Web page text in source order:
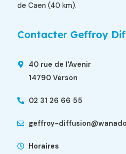
de Caen (40 km).
Contacter Geffroy
40 rue de l'Avenir
14790 Verson
02 31 26 66 55
geffroy-
Horaires